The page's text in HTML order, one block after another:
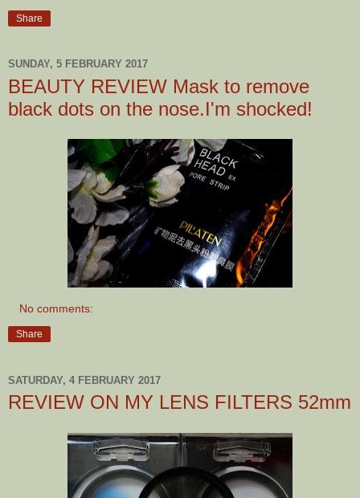
Share
SUNDAY, 5 FEBRUARY 2017
BEAUTY REVIEW Mask to remove
black dots on the nose.I'm shocked!
No comments:
Share
SATURDAY, 4 FEBRUARY 2017
REVIEW ON MY LENS FILTERS 52mm